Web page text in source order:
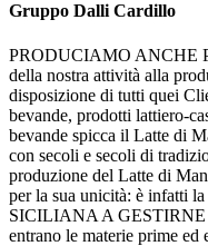
Gruppo Dalli Cardillo
PRODUCIAMO ANCHE
della nostra attività alla
disposizione di tutti quei
bevande, prodotti lattiero-
bevande spicca il Latte di
con secoli e secoli di
produzione del Latte di
per la sua unicità: è infatti
SICILIANA A
entrano le materie prime